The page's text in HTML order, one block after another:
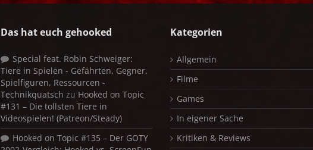
Das hat euch gehooked
Special feat. Robin Schweiger:
Tiere in Spielen - Gefährten, Gegner,
Spielfiguren, Ressourcen -
Technikquatsch zu Hooked on Topic
#131 – Die tollsten Tiere in
Videospielen! (Patreon/Steady)
Hooked on Topic #135 – Der GOTY
Kategorien
Allgemein
Filme
Games
In eigener Sache
Kritiken & Reviews